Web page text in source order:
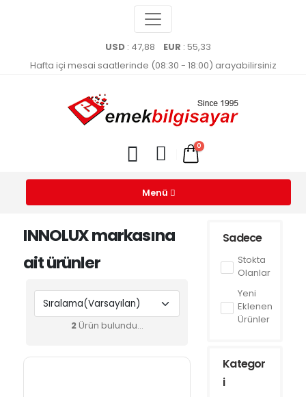
USD : 47,88 EUR : 55,33
Hafta içi mesai saatlerinde (08:30 - 18:00) arayabilirsiniz
0
Menü
Sadece
Stokta
Olanlar
Yeni
Eklenen
Ürünler
Kategor
i
INNOLUX markasına
ait ürünler
2Ürün bulundu...